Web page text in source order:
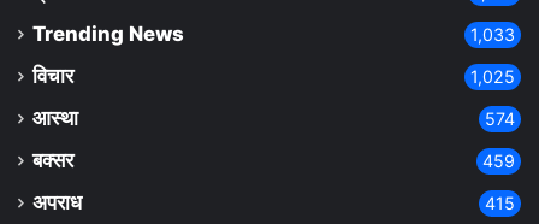
Trending News 1,033
विचार 1,025
आस्था 574
बक्सर 459
अपराध 415